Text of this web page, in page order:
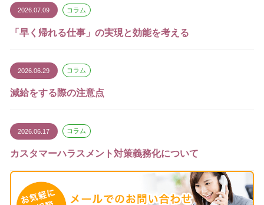
2026.07.09 コラム
「早く帰れる仕事」の実現と効能を考える
2026.06.29 コラム
減給をする際の注意点
2026.06.17 コラム
カスタマーハラスメント対策義務化について